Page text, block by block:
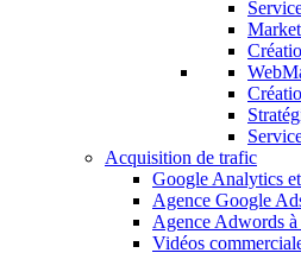
Acquisition de trafic
Google Analytics
Agence Google
Agence Adwords
Vidéos